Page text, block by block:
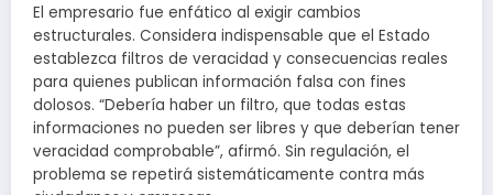
El empresario fue enfático al exigir cambios
estructurales. Considera indispensable que el Estado
establezca filtros de veracidad y consecuencias reales
para quienes publican información falsa con fines
dolosos. “Debería haber un filtro, que todas estas
informaciones no pueden ser libres y que deberían tener
veracidad comprobable”, afirmó. Sin regulación, el
problema se repetirá sistemáticamente contra más